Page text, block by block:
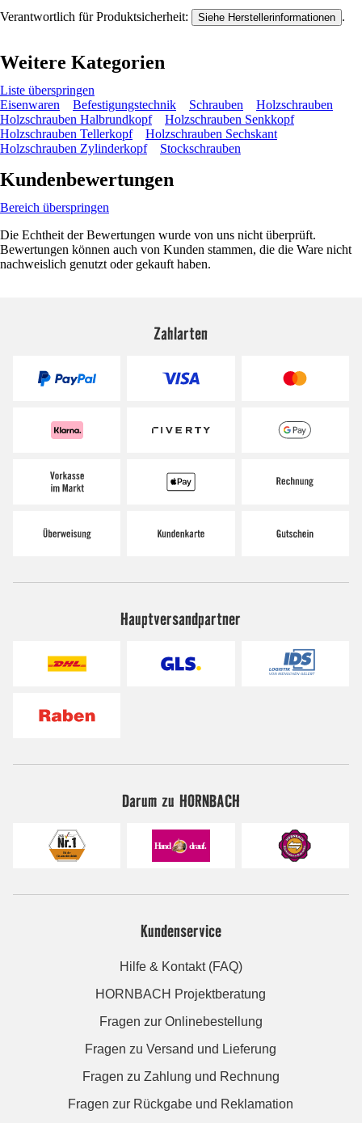
Verantwortlich für Produktsicherheit: Siehe Herstellerinformationen .
Weitere Kategorien
Liste überspringen
Eisenwaren
Befestigungstechnik Schrauben
Holzschrauben
Holzschrauben Halbrundkopf
Holzschrauben Senkkopf
Holzschrauben Tellerkopf
Holzschrauben Sechskant
Holzschrauben Zylinderkopf
Stockschrauben
Kundenbewertungen
Bereich überspringen
Die Echtheit der Bewertungen wurde von uns nicht überprüft.
Bewertungen können auch von Kunden stammen, die die Ware nicht
nachweislich genutzt oder gekauft haben.
Zahlarten
Hauptversandpartner
Darum zu HORNBACH
Kundenservice
Hilfe & Kontakt (FAQ)
HORNBACH Projektberatung
Fragen zur Onlinebestellung
Fragen zu Versand und Lieferung
Fragen zu Zahlung und Rechnung
Fragen zur Rückgabe und Reklamation